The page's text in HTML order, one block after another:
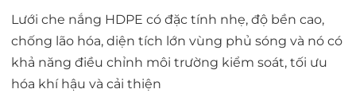
Lưới che nắng HDPE có đặc tính nhẹ, độ bền cao,
chống lão hóa, diện tích lớn vùng phủ sóng và nó có
khả năng điều chỉnh môi trường kiểm soát, tối ưu
hóa khí hậu và cải thiện